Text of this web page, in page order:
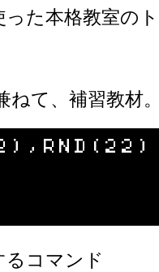
た本格教室の
ねて、補習教材
るコマンド